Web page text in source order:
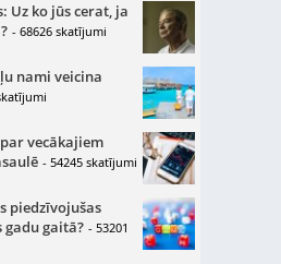
Uz ko jūs cerat, ja
- 68626 skatījumi
nami veicina
vecākajiem
- 54245 skatījumi
piedzīvojušas
gadu gaitā? - 53201